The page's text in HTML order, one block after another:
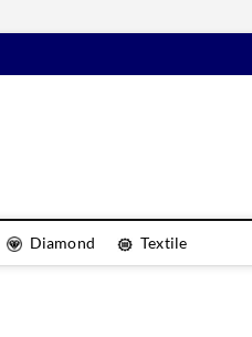
Diamond Textile